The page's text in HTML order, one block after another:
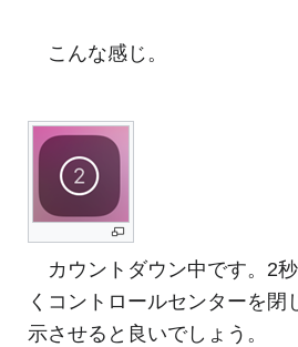
こんな感じ。
カウントダウン中です。2
くコントロールセンターを
示させると良いでしょう。